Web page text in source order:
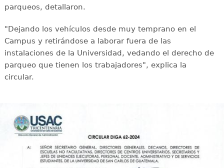
parqueos, detallaron.
"Dejando los vehículos desde muy temprano en el
Campus y retirándose a laborar fuera de las
instalaciones de la Universidad, vedando el derecho de
parqueo que tienen los trabajadores", explica la
circular.